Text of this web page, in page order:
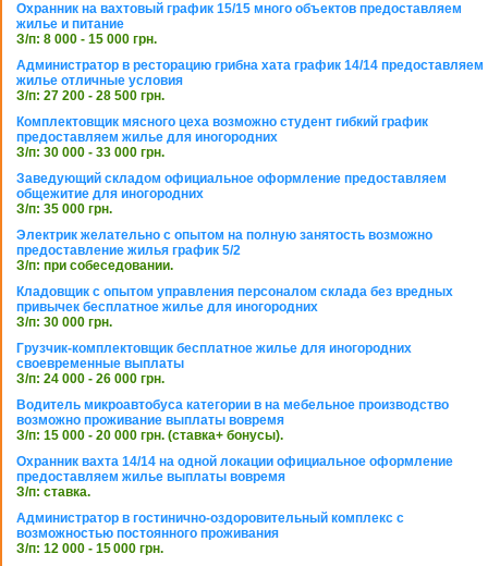
Охранник на вахтовый график 15/15 много объектов предоставляем
жилье и питание
З/п: 8 000 - 15 000 грн.
Администратор в ресторацию грибна хата график 14/14 предоставляем
жилье отличные условия
З/п: 27 200 - 28 500 грн.
Комплектовщик мясного цеха возможно студент гибкий график
предоставляем жилье для иногородних
З/п: 30 000 - 33 000 грн.
Заведующий складом официальное оформление предоставляем
общежитие для иногородних
З/п: 35 000 грн.
Электрик желательно с опытом на полную занятость возможно
предоставление жилья график 5/2
З/п: при собеседовании.
Кладовщик с опытом управления персоналом склада без вредных
привычек бесплатное жилье для иногородних
З/п: 30 000 грн.
Грузчик-комплектовщик бесплатное жилье для иногородних
своевременные выплаты
З/п: 24 000 - 26 000 грн.
Водитель микроавтобуса категории в на мебельное производство
возможно проживание выплаты вовремя
З/п: 15 000 - 20 000 грн. (ставка+ бонусы).
Охранник вахта 14/14 на одной локации официальное оформление
предоставляем жилье выплаты вовремя
З/п: ставка.
Администратор в гостинично-оздоровительный комплекс с
возможностью постоянного проживания
З/п: 12 000 - 15 000 грн.